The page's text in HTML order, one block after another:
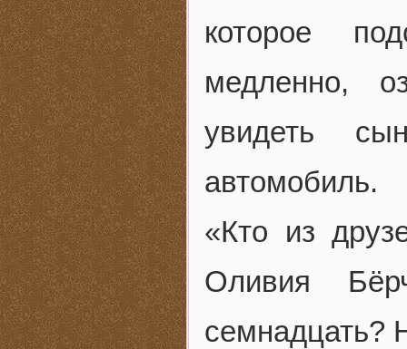
которое
медленно,
увидеть
автомобиль.
«Кто из
Оливия
семнадцать?